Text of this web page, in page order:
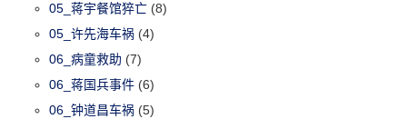
05_蒋宇餐馆猝亡 (8)
05_许先海车祸 (4)
06_病童救助 (7)
06_蒋国兵事件 (6)
06_钟道昌车祸 (5)